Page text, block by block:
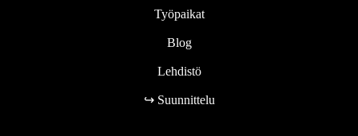
Työpaikat
Blog
Lehdistö
↪ Suunnittelu